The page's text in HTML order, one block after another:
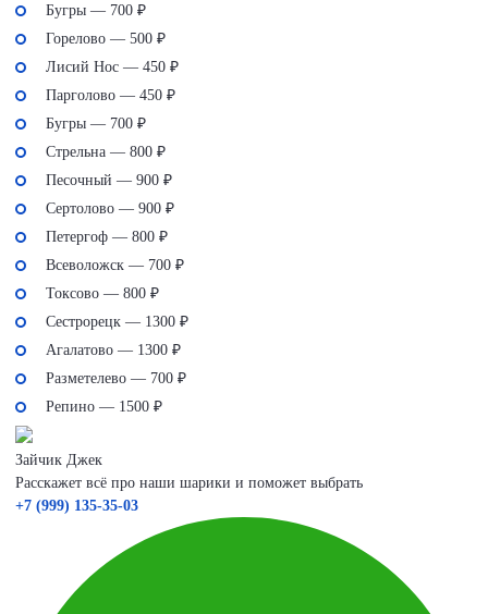
Бугры — 700 ₽
Горелово — 500 ₽
Лисий Нос — 450 ₽
Парголово — 450 ₽
Бугры — 700 ₽
Стрельна — 800 ₽
Песочный — 900 ₽
Сертолово — 900 ₽
Петергоф — 800 ₽
Всеволожск — 700 ₽
Токсово — 800 ₽
Сестрорецк — 1300 ₽
Агалатово — 1300 ₽
Разметелево — 700 ₽
Репино — 1500 ₽
Зайчик Джек
Расскажет всё про наши шарики и поможет выбрать
+7 (999) 135-35-03